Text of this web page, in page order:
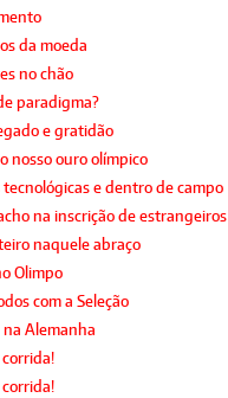
da moeda
no chão
paradigma?
e gratidão
nosso ouro olímpico
e dentro de campo
na inscrição de estrangeiros
naquele abraço
Olimpo
com a Seleção
na Alemanha
corrida!
corrida!